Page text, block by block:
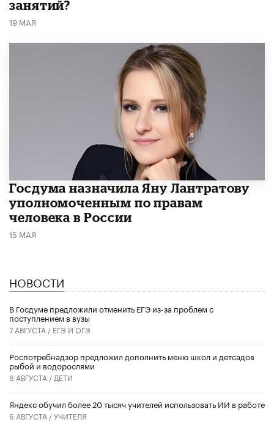
занятий?
19 МАЯ
Госдума назначила Яну Лантратову
уполномоченным по правам
человека в России
15 МАЯ
НОВОСТИ
В Госдуме предложили отменить ЕГЭ из-за проблем с
поступлением в вузы
7 АВГУСТА / ЕГЭ И ОГЭ
Роспотребнадзор предложил дополнить меню школ и детсадов
рыбой и водорослями
6 АВГУСТА / ДЕТИ
​Яндекс обучил более 20 тысяч учителей использовать ИИ в работе
6 АВГУСТА /УЧИТЕЛЯ